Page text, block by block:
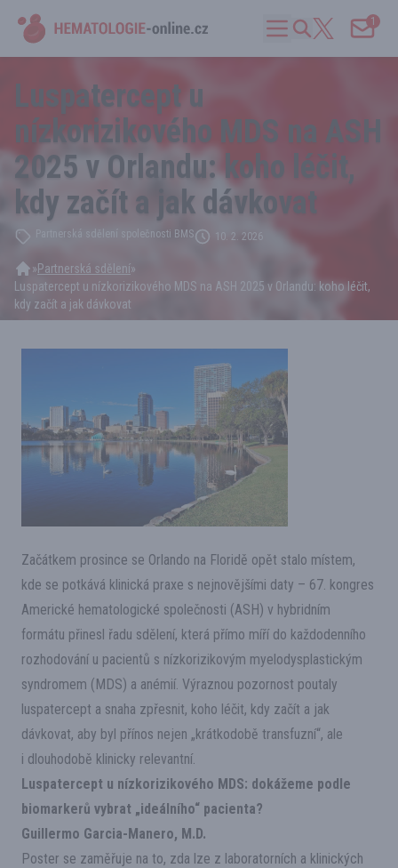
1
Luspatercept u
nízkorizikového MDS na ASH
2025 v Orlandu: koho léčit,
kdy začít a jak dávkovat
Partnerská sdělení společnosti BMS 10. 2. 2026
»Partnerská sdělení»
Luspatercept u nízkorizikového MDS na ASH 2025 v Orlandu: koho léčit,
kdy začít a jak dávkovat
Začátkem prosince se Orlando na Floridě opět stalo místem,
kde se potkává klinická praxe s nejnovějšími daty – 67. kongres
Americké hematologické společnosti (ASH) v hybridním
formátu přinesl řadu sdělení, která přímo míří do každodenního
rozhodování u pacientů s nízkorizikovým myelodysplastickým
syndromem (MDS) a anémií. Výraznou pozornost poutaly
luspatercept a snaha zpřesnit, koho léčit, kdy začít a jak
dávkovat, aby byl přínos nejen „krátkodobě transfuzní“, ale
i dlouhodobě klinicky relevantní.
Luspatercept u nízkorizikového MDS: dokážeme podle
biomarkerů vybrat „ideálního“ pacienta?
Guillermo Garcia-Manero, M.D.
Poster se zaměřuje na to, zda lze z laboratorních a klinických